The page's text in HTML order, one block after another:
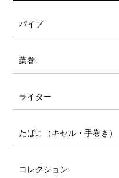
パイプ
葉巻
ライター
たばこ（キセル・手巻き）
コレクション